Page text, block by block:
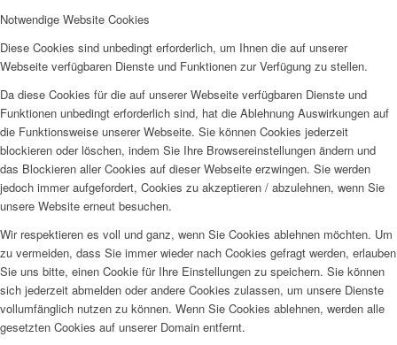
Notwendige Website Cookies
Diese Cookies sind unbedingt erforderlich, um Ihnen die auf unserer
Webseite verfügbaren Dienste und Funktionen zur Verfügung zu stellen.
Da diese Cookies für die auf unserer Webseite verfügbaren Dienste und
Funktionen unbedingt erforderlich sind, hat die Ablehnung Auswirkungen auf
die Funktionsweise unserer Webseite. Sie können Cookies jederzeit
blockieren oder löschen, indem Sie Ihre Browsereinstellungen ändern und
das Blockieren aller Cookies auf dieser Webseite erzwingen. Sie werden
jedoch immer aufgefordert, Cookies zu akzeptieren / abzulehnen, wenn Sie
unsere Website erneut besuchen.
Wir respektieren es voll und ganz, wenn Sie Cookies ablehnen möchten. Um
zu vermeiden, dass Sie immer wieder nach Cookies gefragt werden, erlauben
Sie uns bitte, einen Cookie für Ihre Einstellungen zu speichern. Sie können
sich jederzeit abmelden oder andere Cookies zulassen, um unsere Dienste
vollumfänglich nutzen zu können. Wenn Sie Cookies ablehnen, werden alle
gesetzten Cookies auf unserer Domain entfernt.